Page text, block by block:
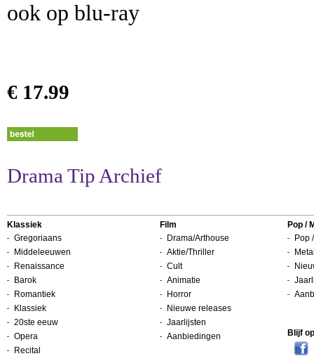
ook op blu-ray
€ 17.99
Drama Tip Archief
Klassiek
Gregoriaans
Middeleeuwen
Renaissance
Barok
Romantiek
Klassiek
20ste eeuw
Opera
Recital
Film
Drama/Arthouse
Aktie/Thriller
Cult
Animatie
Horror
Nieuwe releases
Jaarlijsten
Aanbiedingen
Pop /
Pop
Blijf